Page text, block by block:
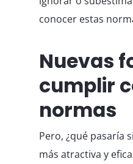
conocer estas
Nuevas
cumplir
normas
Pero, ¿qué pasaría
más atractiva y